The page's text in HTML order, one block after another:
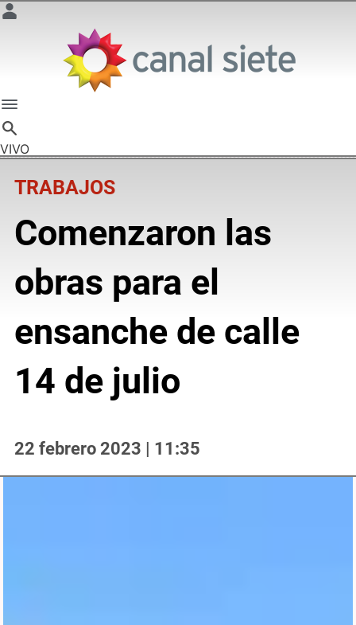
VIVO
TRABAJOS
Comenzaron las
obras para el
ensanche de calle
14 de julio
22 febrero 2023 | 11:35